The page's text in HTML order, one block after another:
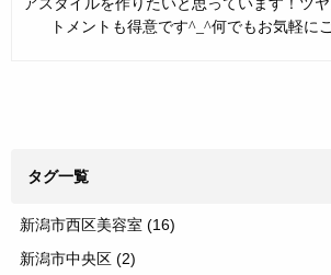
アスタイルを作りたいと思っています！ツ
トメントも得意です^_^何でもお気軽に
タグ一覧
新潟市西区美容室 (16)
新潟市中央区 (2)